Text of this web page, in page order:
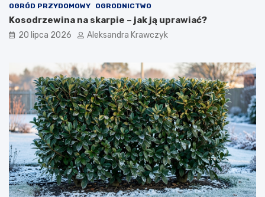
OGRÓD PRZYDOMOWY OGRODNICTWO
Kosodrzewina na skarpie – jak ją uprawiać?
20 lipca 2026 Aleksandra Krawczyk